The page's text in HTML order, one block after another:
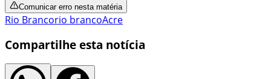
Comunicar erro nesta matéria
Rio Brancorio brancoAcre
Compartilhe esta notícia